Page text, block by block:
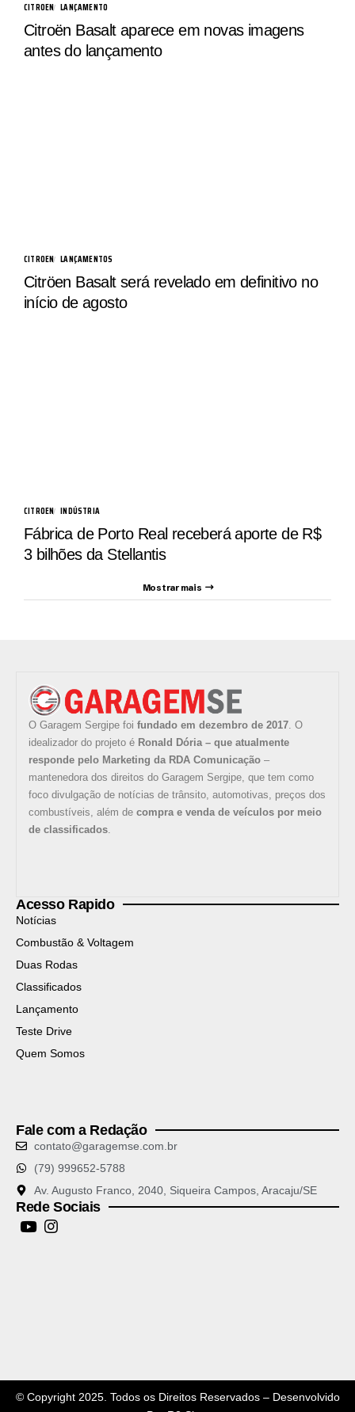
CITROEN LANÇAMENTO
Citroën Basalt aparece em novas imagens
antes do lançamento
CITROEN LANÇAMENTOS
Citröen Basalt será revelado em definitivo no
início de agosto
CITROEN INDÚSTRIA
Fábrica de Porto Real receberá aporte de R$
3 bilhões da Stellantis
Mostrar mais
O Garagem Sergipe foi fundado em dezembro de 2017. O
idealizador do projeto é Ronald Dória – que atualmente
responde pelo Marketing da RDA Comunicação –
mantenedora dos direitos do Garagem Sergipe, que tem como
foco divulgação de notícias de trânsito, automotivas, preços dos
combustíveis, além de compra e venda de veículos por meio
de classificados.
Acesso Rapido
Notícias
Combustão & Voltagem
Duas Rodas
Classificados
Lançamento
Teste Drive
Quem Somos
Fale com a Redação
contato@garagemse.com.br
(79) 999652-5788
Av. Augusto Franco, 2040, Siqueira Campos, Aracaju/SE
Rede Sociais
© Copyright 2025. Todos os Direitos Reservados – Desenvolvido